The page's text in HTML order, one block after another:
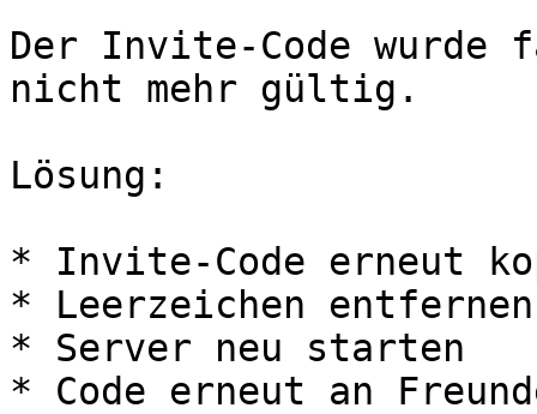
Der Invite-Code
nicht mehr gültig.
Lösung:
* Invite-Code erneut
* Leerzeichen entfernen
* Server neu starten
* Code erneut an